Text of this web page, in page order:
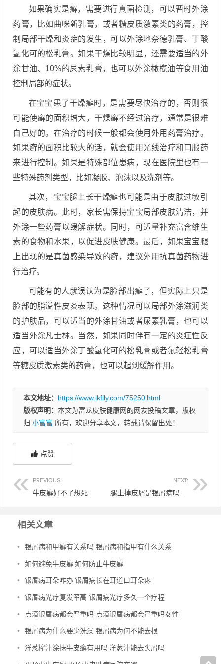
如果确实是癣，需要进行真菌检测，可以暂时外涂
药膏，比如曲咪新乳膏，或者糖皮质激素类的药膏，控
制局部干燥和炎症的发生，可以外涂地奈德乳膏、丁酸
氢化可的松乳膏。如果干燥比较明显，还需要适当的外
涂甘油、10%的尿素乳膏，也可以外涂橄榄油等食用油
控制局部的症状。
在宝宝患了干燥癣时，是需要尽快治疗的，否则很
可能使癣的面积增大，干燥癣不经过治疗，通常是很难
自己好的。在治疗的时候一般都会使用外用药膏治疗。
如果癣的面积比较大的话，就会使用光线治疗和口服药
来进行控制。如果是特殊部位患病，现在医院里也有一
些特殊药剂类型，比如凝胶、泡沫以及洗剂等。
其次，宝宝腿上长干燥癣也可能是由于皮肤过敏引
起的皮肤病。此时，家长需保持宝宝局部皮肤清洁，并
外涂一些药膏以缓解症状。同时，可适量补充富含维生
素的食物和水果，以促进皮肤健康。最后，如果宝宝腿
上出现的是真菌感染导致的癣，建议外用抗真菌药物进
行治疗。
可能有的人就误认为是脸部出癣了，但实际上只是
脸部的脂溢性皮炎表现。这种情况可以局部外涂滋润类
的护肤品，可以适当的外涂甘油或者尿素乳膏，也可以
适当外涂凡士林。当然，如果同时伴有一定的炎症性反
应，可以适当外涂丁酸氢化可的松乳膏或者氟轻松乳膏
等糖皮质激素类的药膏，也可以起到缓解作用。
本文地址： https://www.lkflly.com/75250.html
版权声明： 本文为富龙皮肤健康网的网友投稿文章，版权
归 小富富 所有，欢迎分享本文，转载请保留出处！
点赞
PREVIOUS:
牛皮癣好不了想死
NEXT:
相关文章
• 银屑病和甲癣有关系吗 银屑病和指甲有什么关系
• 如何避免牛皮癣 如何防止牛皮癣
• 银屑病耳朵咋办 银屑病长在耳道口耳朵疼
• 银屑病光疗复发率高 银屑病光疗多久一个疗程
• 点滴银屑病都会严重吗 点滴银屑病都会严重吗女性
• 银屑病为什么要少洗澡 银屑病为何不能去根
• 洋葱榨汁涂抹牛皮癣有用吗 洋葱汁能去头屑吗